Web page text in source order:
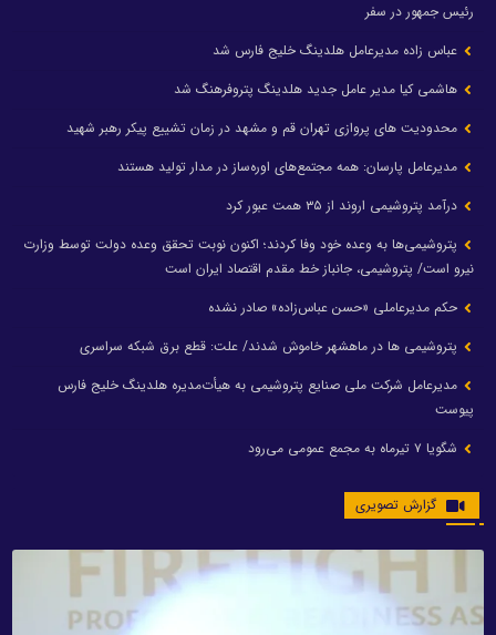
رئیس جمهور در سفر
عباس زاده مدیرعامل هلدینگ خلیج فارس شد
هاشمی کیا مدیر عامل جدید هلدینگ پتروفرهنگ شد
محدودیت های پروازی تهران قم و مشهد در زمان تشییع پیکر رهبر شهید
مدیرعامل پارسان: همه مجتمع‌های اوره‌ساز در مدار تولید هستند
درآمد پتروشیمی اروند از ۳۵ همت عبور کرد
پتروشیمی‌ها به وعده خود وفا کردند؛ اکنون نوبت تحقق وعده دولت توسط وزارت
نیرو است/ پتروشیمی، جانباز خط مقدم اقتصاد ایران است
حکم مدیرعاملی «حسن عباس‌زاده» صادر نشده
پتروشیمی ها در ماهشهر خاموش شدند/ علت: قطع برق شبکه سراسری
مدیرعامل شرکت ملی صنایع پتروشیمی به هیأت‌مدیره هلدینگ خلیج فارس
پیوست
شگویا ۷ تیرماه به مجمع عمومی می‌رود
گزارش تصویری